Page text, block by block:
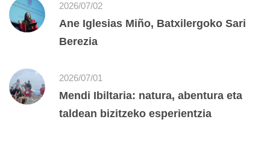
2026/07/02
Ane Iglesias Miño, Batxilergoko Sari
Berezia
2026/07/01
Mendi Ibiltaria: natura, abentura eta
taldean bizitzeko esperientzia